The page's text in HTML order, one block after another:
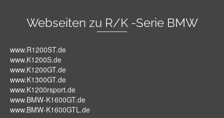
Webseiten zu R/K -Serie BMW
www.R1200ST.de
www.K1200S.de
www.K1200GT.de
www.K1300GT.de
www.K1200rsport.de
www.BMW-K1600GT.de
www.BMW-K1600GTL.de